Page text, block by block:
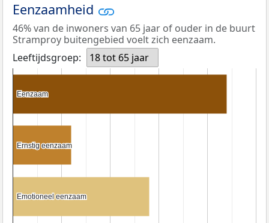
Eenzaamheid
46% van de inwoners van 65 jaar of ouder in de buurt
Stramproy buitengebied voelt zich eenzaam.
Leeftijdsgroep:
18 tot 65 jaar
Eenzaam
Eenzaam
Ernstig eenzaam
Ernstig eenzaam
Emotioneel eenzaam
Emotioneel eenzaam